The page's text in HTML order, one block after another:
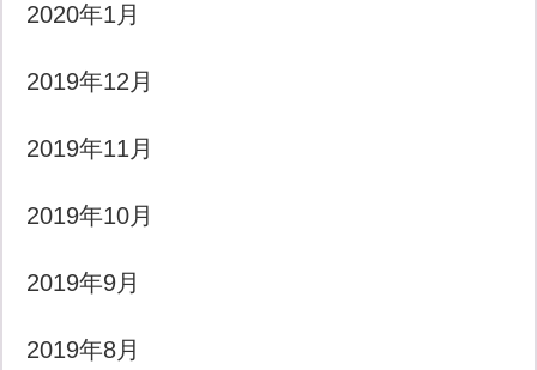
2020年1月
2019年12月
2019年11月
2019年10月
2019年9月
2019年8月